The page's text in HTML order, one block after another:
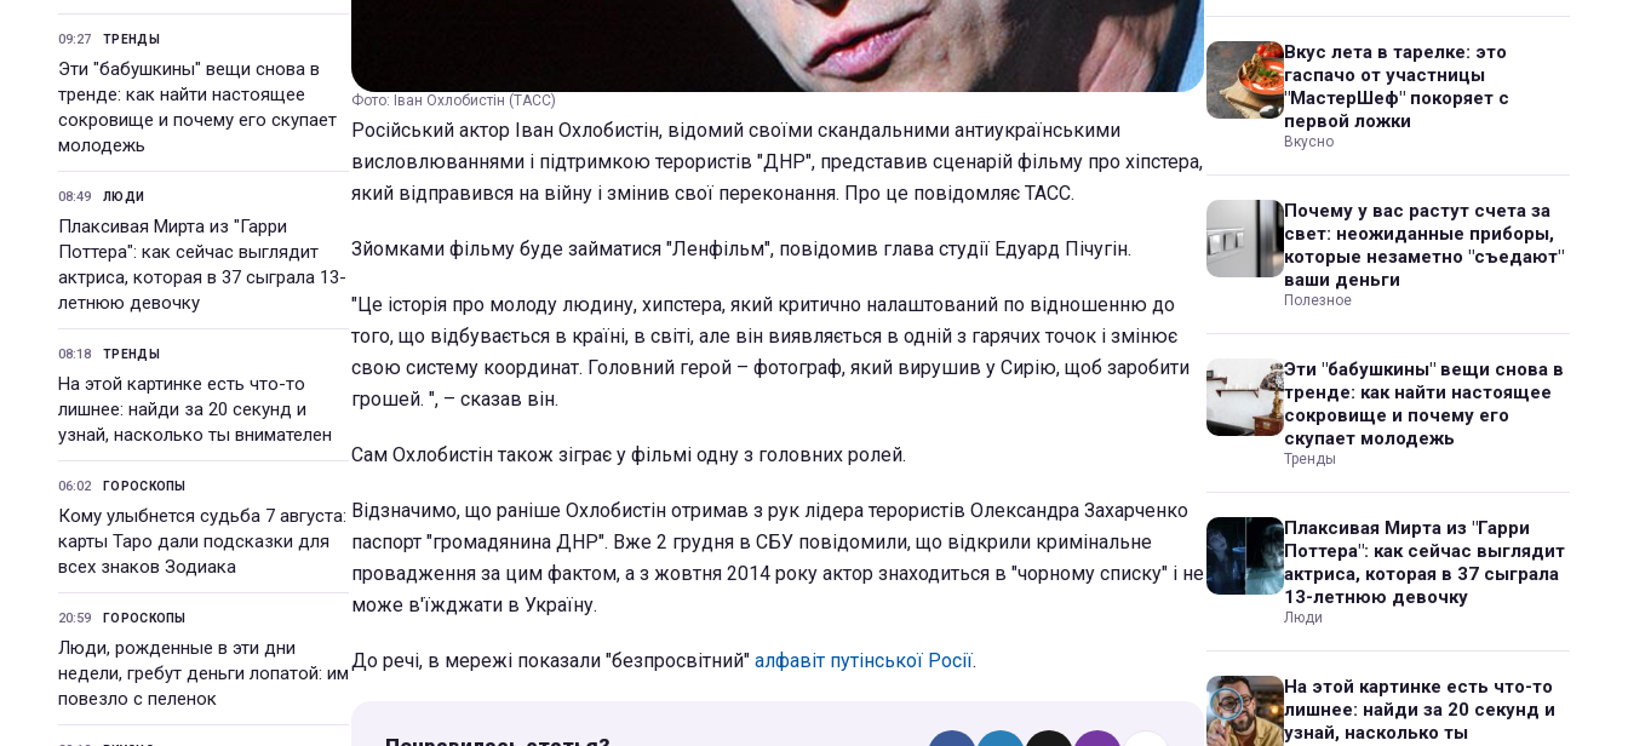
09:27 ТРЕНДЫ
Эти "бабушкины" вещи снова в
тренде: как найти настоящее
сокровище и почему его скупает
молодежь
08:49 ЛЮДИ
Плаксивая Мирта из "Гарри
Поттера": как сейчас выглядит
актриса, которая в 37 сыграла 13-
летнюю девочку
08:18 ТРЕНДЫ
На этой картинке есть что-то
лишнее: найди за 20 секунд и
узнай, насколько ты внимателен
06:02 ГОРОСКОПЫ
Кому улыбнется судьба 7 августа:
карты Таро дали подсказки для
всех знаков Зодиака
20:59 ГОРОСКОПЫ
Люди, рожденные в эти дни
недели, гребут деньги лопатой: им
повезло с пеленок
Фото: Іван Охлобистін (ТАСС)
Російський актор Іван Охлобистін, відомий своїми скандальними антиукраїнськими
висловлюваннями і підтримкою терористів "ДНР", представив сценарій фільму про хіпстера,
який відправився на війну і змінив свої переконання. Про це повідомляє ТАСС.
Зйомками фільму буде займатися "Ленфільм", повідомив глава студії Едуард Пічугін.
"Це історія про молоду людину, хипстера, який критично налаштований по відношенню до
того, що відбувається в країні, в світі, але він виявляється в одній з гарячих точок і змінює
свою систему координат. Головний герой – фотограф, який вирушив у Сирію, щоб заробити
грошей. ", – сказав він.
Сам Охлобистін також зіграє у фільмі одну з головних ролей.
Відзначимо, що раніше Охлобистін отримав з рук лідера терористів Олександра Захарченко
паспорт "громадянина ДНР". Вже 2 грудня в СБУ повідомили, що відкрили кримінальне
провадження за цим фактом, а з жовтня 2014 року актор знаходиться в "чорному списку" і не
може в'їжджати в Україну.
До речі, в мережі показали "безпросвітний" алфавіт путінської Росії.
Вкус лета в тарелке: это
гаспачо от участницы
"МастерШеф" покоряет с
первой ложки
Вкусно
Почему у вас растут счета за
свет: неожиданные приборы,
которые незаметно "съедают"
ваши деньги
Полезное
Эти "бабушкины" вещи снова в
тренде: как найти настоящее
сокровище и почему его
скупает молодежь
Тренды
Плаксивая Мирта из "Гарри
Поттера": как сейчас выглядит
актриса, которая в 37 сыграла
13-летнюю девочку
Люди
На этой картинке есть что-то
лишнее: найди за 20 секунд и
узнай, насколько ты